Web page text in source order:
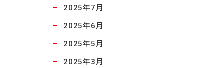
2025年7月
2025年6月
2025年5月
2025年3月